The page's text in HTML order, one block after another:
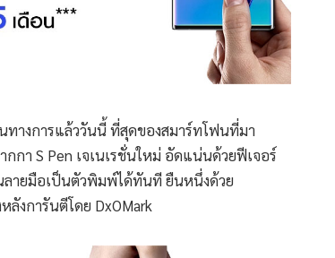
ทางการแล้ววันนี้ ที่สุดของสมาร์ทโฟนที่มา
า S Pen เจเนเรชั่นใหม่ อัดแน่นด้วยฟีเจอร์
ลายมือเป็นตัวพิมพ์ได้ทันที ยืนหนึ่งด้วย
งการันตีโดย DxOMark